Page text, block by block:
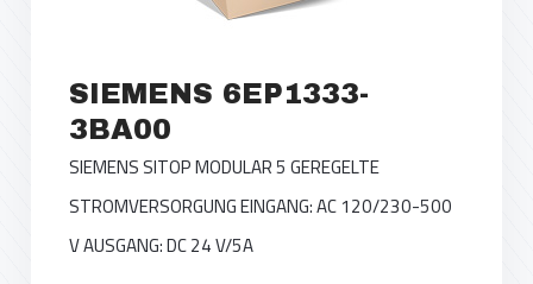
SIEMENS 6EP1333-
3BA00
SIEMENS SITOP MODULAR 5 GEREGELTE
STROMVERSORGUNG EINGANG: AC 120/230-500
V AUSGANG: DC 24 V/5A